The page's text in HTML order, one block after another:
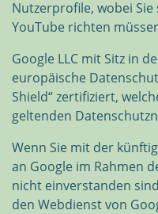
Nutzerprofile, wobei
YouTube richten
Google LLC mit Sitz in
europäische
Shield“ zertifiziert,
geltenden
Wenn Sie mit der
an Google im Rahmen
nicht einverstanden
den Webdienst von